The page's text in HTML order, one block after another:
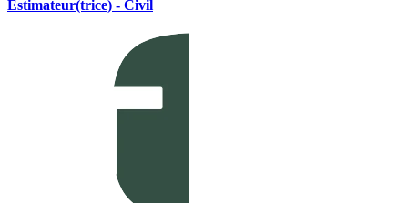
Estimateur(trice) - Civil